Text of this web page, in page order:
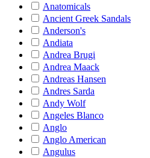
Anatomicals
Ancient Greek Sandals
Anderson's
Andiata
Andrea Brugi
Andrea Maack
Andreas Hansen
Andres Sarda
Andy Wolf
Angeles Blanco
Anglo
Anglo American
Angulus